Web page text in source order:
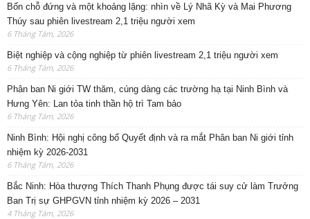
Bốn chỗ đứng và một khoảng lặng: nhìn về Lý Nhã Kỳ và Mai Phương
Thúy sau phiên livestream 2,1 triệu người xem
6 Tháng Tám, 2026
Biệt nghiệp và cộng nghiệp từ phiên livestream 2,1 triệu người xem
6 Tháng Tám, 2026
Phân ban Ni giới TW thăm, cúng dàng các trường hạ tại Ninh Bình và
Hưng Yên: Lan tỏa tinh thần hộ trì Tam bảo
6 Tháng Tám, 2026
Ninh Bình: Hội nghị công bố Quyết định và ra mắt Phân ban Ni giới tỉnh
nhiệm kỳ 2026-2031
6 Tháng Tám, 2026
Bắc Ninh: Hòa thượng Thích Thanh Phụng được tái suy cử làm Trưởng
Ban Trị sự GHPGVN tỉnh nhiệm kỳ 2026 – 2031
4 Tháng Tám, 2026